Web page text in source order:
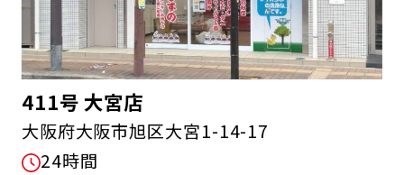
411号 大宮店
大阪府大阪市旭区大宮1-14-17
24時間